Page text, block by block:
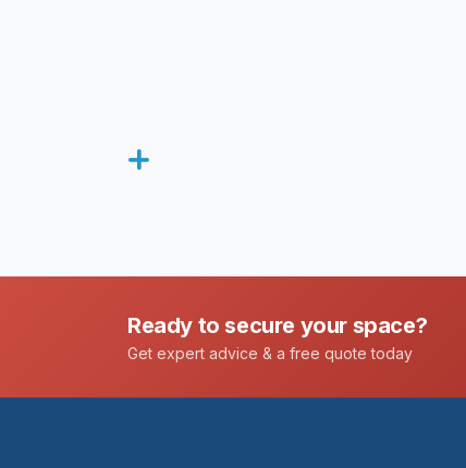
Ready to secure your space?
Get expert advice & a free quote today